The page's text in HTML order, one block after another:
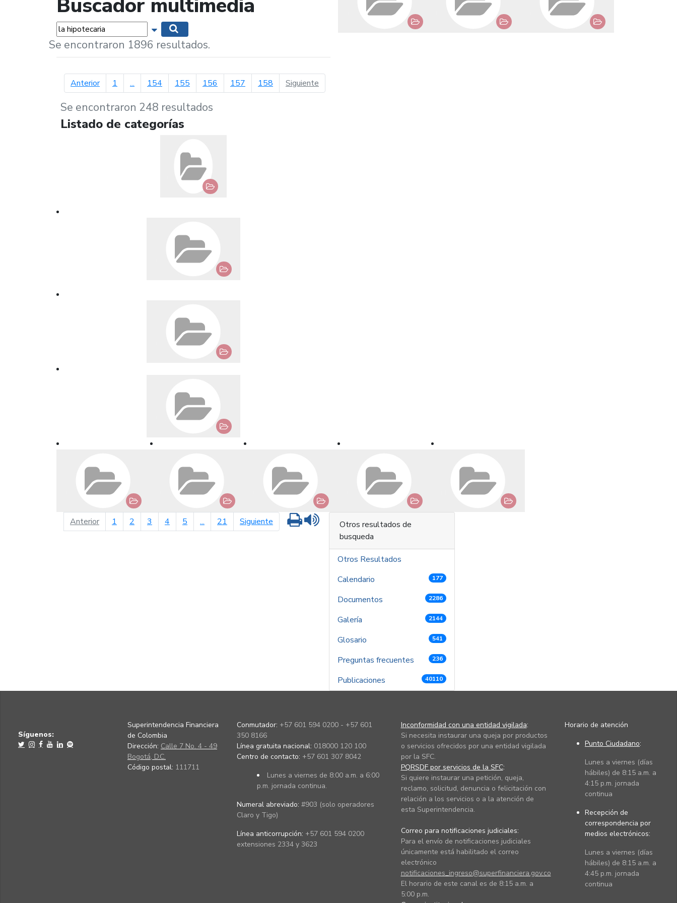
Buscador multimedia
Palabras... Mostrar opciones de búsqueda
Se encontraron 1896 resultados.
Anteriorpágina anterior
1 ... 154 155 156 157 158 Siguiente
Se encontraron 248 resultados
Listado de categorías
Anteriorpágina anterior
1 2 3 4 5 ... 21 Siguiente página siguiente
Imprimir
Otros resultados de
busqueda
Otros Resultados
Calendario
177
Documentos 2286
Galería 2144
Glosario 541
Preguntas frecuentes 236
Publicaciones 40110
Síguenos:
Superintendencia Financiera
de Colombia
Dirección: Calle 7 No. 4 - 49
Bogotá, D.C.
Código postal: 111711
Conmutador: +57 601 594 0200 - +57 601
350 8166
Línea gratuita nacional: 018000 120 100
Centro de contacto: +57 601 307 8042
Lunes a viernes de 8:00 a.m. a 6:00
p.m. jornada continua.
Numeral abreviado: #903 (solo operadores
Claro y Tigo)
Línea anticorrupción: +57 601 594 0200
extensiones 2334 y 3623
Inconformidad con una entidad vigilada:
Si necesita instaurar una queja por productos
o servicios ofrecidos por una entidad vigilada
por la SFC.
PQRSDF por servicios de la SFC:
Si quiere instaurar una petición, queja,
reclamo, solicitud, denuncia o felicitación con
relación a los servicios o a la atención de
esta Superintendencia.
Correo para notificaciones judiciales:
Para el envío de notificaciones judiciales
únicamente está habilitado el correo
electrónico
notificaciones_ingreso@superfinanciera.gov.co
El horario de este canal es de 8:15 a.m. a
5:00 p.m.
Horario de atención
Punto Ciudadano:
Lunes a viernes (días
hábiles) de 8:15 a.m. a
4:15 p.m. jornada
continua
Recepción de
correspondencia por
medios electrónicos:
Lunes a viernes (días
hábiles) de 8:15 a.m. a
4:45 p.m. jornada
continua